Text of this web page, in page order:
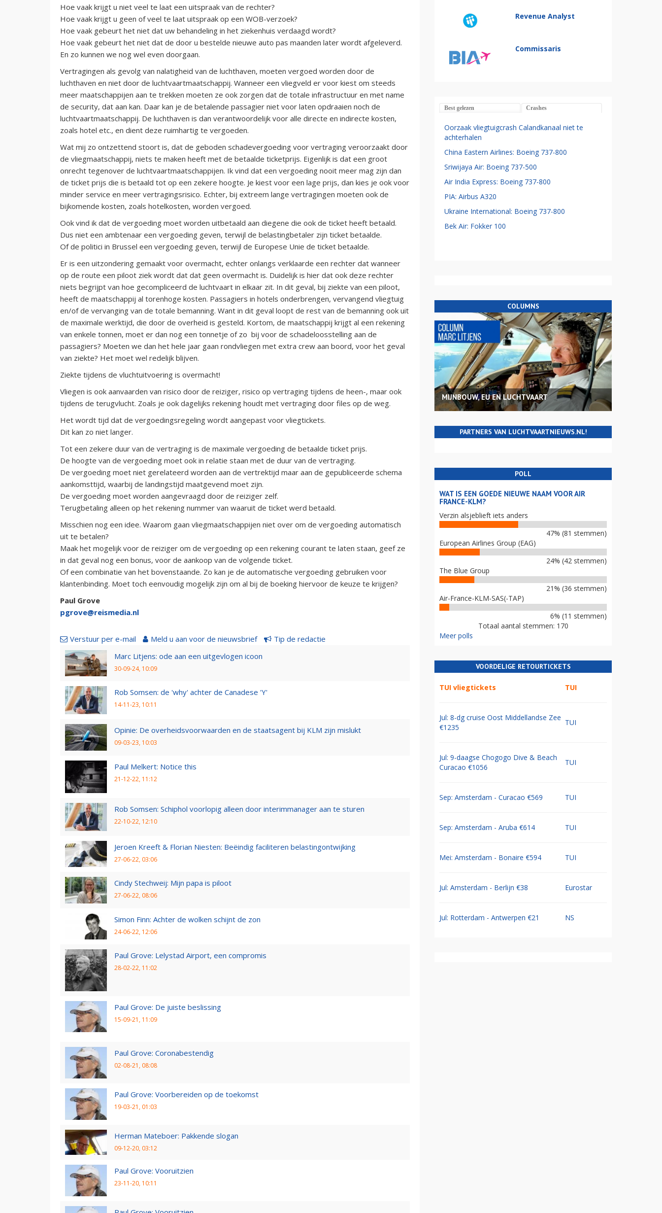
Hoe vaak krijgt u niet veel te laat een uitspraak van de rechter?
Hoe vaak krijgt u geen of veel te laat uitspraak op een WOB-verzoek?
Hoe vaak gebeurt het niet dat uw behandeling in het ziekenhuis verdaagd wordt?
Hoe vaak gebeurt het niet dat de door u bestelde nieuwe auto pas maanden later wordt afgeleverd.
En zo kunnen we nog wel even doorgaan.
Vertragingen als gevolg van nalatigheid van de luchthaven, moeten vergoed worden door de
luchthaven en niet door de luchtvaartmaatschappij. Wanneer een vliegveld er voor kiest om steeds
meer maatschappijen aan te trekken moeten ze ook zorgen dat de totale infrastructuur en met name
de security, dat aan kan. Daar kan je de betalende passagier niet voor laten opdraaien noch de
luchtvaartmaatschappij. De luchthaven is dan verantwoordelijk voor alle directe en indirecte kosten,
zoals hotel etc., en dient deze ruimhartig te vergoeden.
Wat mij zo ontzettend stoort is, dat de geboden schadevergoeding voor vertraging veroorzaakt door
de vliegmaatschappij, niets te maken heeft met de betaalde ticketprijs. Eigenlijk is dat een groot
onrecht tegenover de luchtvaartmaatschappijen. Ik vind dat een vergoeding nooit meer mag zijn dan
de ticket prijs die is betaald tot op een zekere hoogte. Je kiest voor een lage prijs, dan kies je ook voor
minder service en meer vertragingsrisico. Echter, bij extreem lange vertragingen moeten ook de
bijkomende kosten, zoals hotelkosten, worden vergoed.
Ook vind ik dat de vergoeding moet worden uitbetaald aan diegene die ook de ticket heeft betaald.
Dus niet een ambtenaar een vergoeding geven, terwijl de belastingbetaler zijn ticket betaalde.
Of de politici in Brussel een vergoeding geven, terwijl de Europese Unie de ticket betaalde.
Er is een uitzondering gemaakt voor overmacht, echter onlangs verklaarde een rechter dat wanneer
op de route een piloot ziek wordt dat dat geen overmacht is. Duidelijk is hier dat ook deze rechter
niets begrijpt van hoe gecompliceerd de luchtvaart in elkaar zit. In dit geval, bij ziekte van een piloot,
heeft de maatschappij al torenhoge kosten. Passagiers in hotels onderbrengen, vervangend vliegtuig
en/of de vervanging van de totale bemanning. Want in dit geval loopt de rest van de bemanning ook uit
de maximale werktijd, die door de overheid is gesteld. Kortom, de maatschappij krijgt al een rekening
van enkele tonnen, moet er dan nog een tonnetje of zo bij voor de schadeloosstelling aan de
passagiers? Moeten we dan het hele jaar gaan rondvliegen met extra crew aan boord, voor het geval
van ziekte? Het moet wel redelijk blijven.
Ziekte tijdens de vluchtuitvoering is overmacht!
Vliegen is ook aanvaarden van risico door de reiziger, risico op vertraging tijdens de heen-, maar ook
tijdens de terugvlucht. Zoals je ook dagelijks rekening houdt met vertraging door files op de weg.
Het wordt tijd dat de vergoedingsregeling wordt aangepast voor vliegtickets.
Dit kan zo niet langer.
Tot een zekere duur van de vertraging is de maximale vergoeding de betaalde ticket prijs.
De hoogte van de vergoeding moet ook in relatie staan met de duur van de vertraging.
De vergoeding moet niet gerelateerd worden aan de vertrektijd maar aan de gepubliceerde schema
aankomsttijd, waarbij de landingstijd maatgevend moet zijn.
De vergoeding moet worden aangevraagd door de reiziger zelf.
Terugbetaling alleen op het rekening nummer van waaruit de ticket werd betaald.
Misschien nog een idee. Waarom gaan vliegmaatschappijen niet over om de vergoeding automatisch
uit te betalen?
Maak het mogelijk voor de reiziger om de vergoeding op een rekening courant te laten staan, geef ze
in dat geval nog een bonus, voor de aankoop van de volgende ticket.
Of een combinatie van het bovenstaande. Zo kan je de automatische vergoeding gebruiken voor
klantenbinding. Moet toch eenvoudig mogelijk zijn om al bij de boeking hiervoor de keuze te krijgen?
Paul Grove
pgrove@reismedia.nl
Verstuur per e-mail Meld u aan voor de nieuwsbrief
Tip de redactie
Marc Litjens: ode aan een uitgevlogen icoon
30-09-24, 10:09
Rob Somsen: de 'why' achter de Canadese 'Y'
14-11-23, 10:11
Opinie: De overheidsvoorwaarden en de staatsagent bij KLM zijn mislukt
09-03-23, 10:03
Paul Melkert: Notice this
21-12-22, 11:12
Rob Somsen: Schiphol voorlopig alleen door interimmanager aan te sturen
22-10-22, 12:10
Jeroen Kreeft & Florian Niesten: Beëindig faciliteren belastingontwijking
27-06-22, 03:06
Cindy Stechweij: Mijn papa is piloot
27-06-22, 08:06
Simon Finn: Achter de wolken schijnt de zon
24-06-22, 12:06
Paul Grove: Lelystad Airport, een compromis
28-02-22, 11:02
Paul Grove: De juiste beslissing
15-09-21, 11:09
Paul Grove: Coronabestendig
02-08-21, 08:08
Paul Grove: Voorbereiden op de toekomst
19-03-21, 01:03
Herman Mateboer: Pakkende slogan
09-12-20, 03:12
Paul Grove: Vooruitzien
23-11-20, 10:11
Revenue Analyst
Commissaris
Best gelezen Crashes
Oorzaak vliegtuigcrash Calandkanaal niet te
achterhalen
China Eastern Airlines: Boeing 737-800
Sriwijaya Air: Boeing 737-500
Air India Express: Boeing 737-800
PIA: Airbus A320
Ukraine International: Boeing 737-800
Bek Air: Fokker 100
COLUMNS
MIJNBOUW, EU EN LUCHTVAART
PARTNERS VAN LUCHTVAARTNIEUWS.NL!
POLL
WAT IS EEN GOEDE NIEUWE NAAM VOOR AIR
FRANCE-KLM?
Verzin alsjeblieft iets anders
47% (81 stemmen)
European Airlines Group (EAG)
24% (42 stemmen)
The Blue Group
21% (36 stemmen)
Air-France-KLM-SAS(-TAP)
6% (11 stemmen)
Totaal aantal stemmen: 170
Meer polls
VOORDELIGE RETOURTICKETS
TUI vliegtickets TUI
Jul: 8-dg cruise Oost Middellandse Zee
€1235
TUI
Jul: 9-daagse Chogogo Dive & Beach
Curacao €1056
TUI
Sep: Amsterdam - Curacao €569 TUI
Sep: Amsterdam - Aruba €614 TUI
Mei: Amsterdam - Bonaire €594 TUI
Jul: Amsterdam - Berlijn €38 Eurostar
Jul: Rotterdam - Antwerpen €21 NS